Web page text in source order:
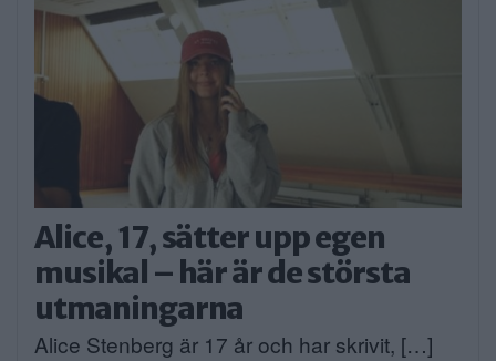
Alice, 17, sätter upp egen
musikal – här är de största
utmaningarna
Alice Stenberg är 17 år och har skrivit, […]